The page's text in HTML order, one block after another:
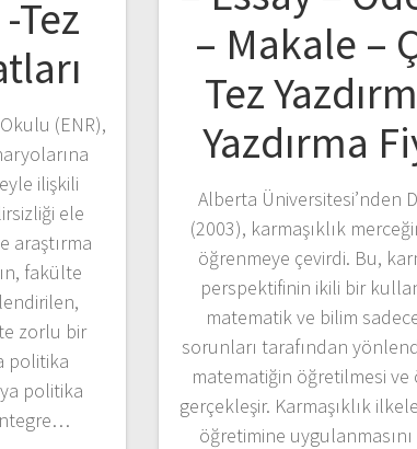
Tez
(ENR),
ilişkili
ele
araştırma
fakülte
zorlu bir
politika
politika
– Makale –
Tez
Yazdırma
Alberta Üniversitesi’nden
(2003), karmaşıklık
öğrenmeye çevirdi. Bu,
perspektifinin ikili bir
matematik ve bilim
sorunları tarafından
matematiğin öğretilmesi ve
gerçekleşir. Karmaşıklık
öğretimine uygulanmasını